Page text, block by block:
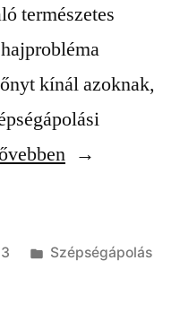
természetes
kínál azoknak,
Kategória:
Szépségápolás